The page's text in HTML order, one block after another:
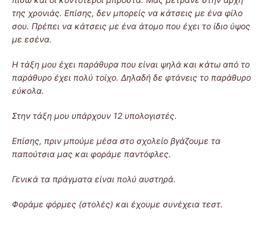
της χρονιάς. Επίσης, δεν μπορείς να κάτσεις με ένα φίλο
σου. Πρέπει να κάτσεις με ένα άτομο που έχει το ίδιο ύψος
με εσένα.
Η τάξη μου έχει παράθυρα που είναι ψηλά και κάτω από το
παράθυρο έχει πολύ τοίχο. Δηλαδή δε φτάνεις το παράθυρο
εύκολα.
Στην τάξη μου υπάρχουν 12 υπολογιστές.
Επίσης, πριν μπούμε μέσα στο σχολείο βγάζουμε τα
παπούτσια μας και φοράμε παντόφλες.
Γενικά τα πράγματα είναι πολύ αυστηρά.
Φοράμε φόρμες (στολές) και έχουμε συνέχεια τεστ.